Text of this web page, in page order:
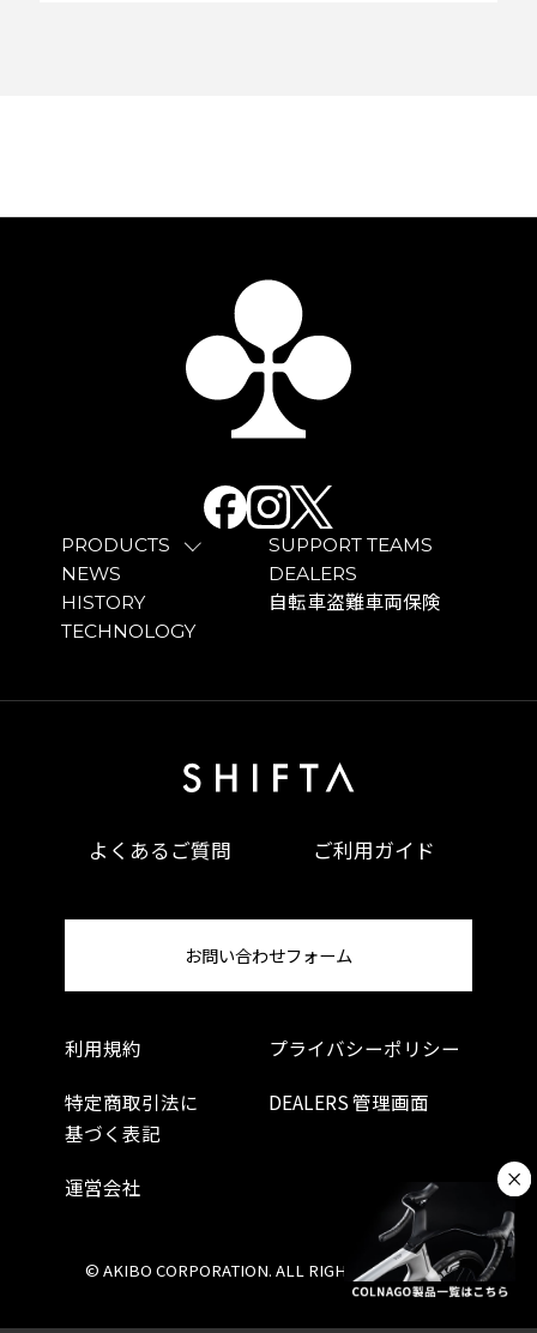
PRODUCTS
NEWS
HISTORY
TECHNOLOGY
SUPPORT TEAMS
DEALERS
自転車盗難車両保険
よくあるご質問 ご利用ガイド
利用規約 プライバシーポリシー
特定商取引法に
基づく表記
DEALERS 管理画面
運営会社
お問い合わせフォーム
© AKIBO CORPORATION. ALL RIGHTS RESERVED.